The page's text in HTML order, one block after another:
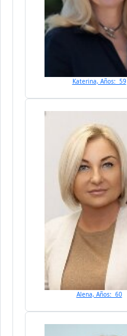
Katerina, Años: 59
Alena, Años: 60